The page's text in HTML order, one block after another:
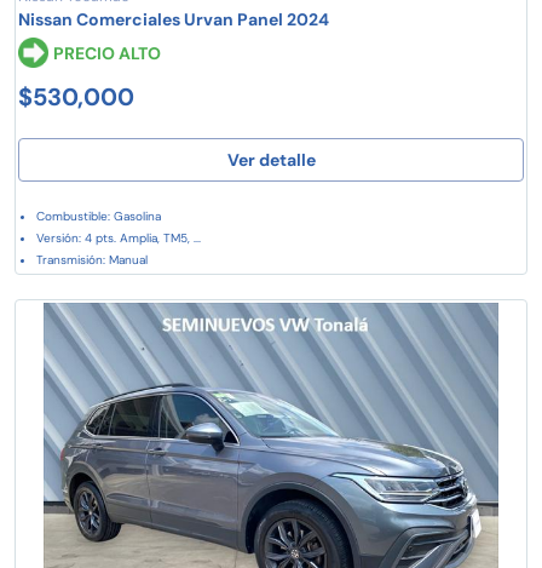
Nissan Comerciales Urvan Panel 2024
PRECIO ALTO
$530,000
Ver detalle
Combustible: Gasolina
Versión: 4 pts. Amplia, TM5, ...
Transmisión: Manual